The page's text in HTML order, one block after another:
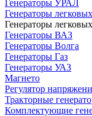
Генераторы УРАЛ
Генераторы
Генераторы
Генераторы ВАЗ
Генераторы Волга
Генераторы Газ
Генераторы УАЗ
Магнето
Регулятор
Тракторные
Комплектующие